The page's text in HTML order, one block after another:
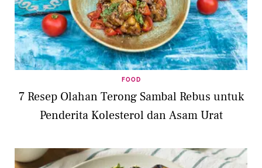
FOOD
7 Resep Olahan Terong Sambal Rebus untuk
Penderita Kolesterol dan Asam Urat